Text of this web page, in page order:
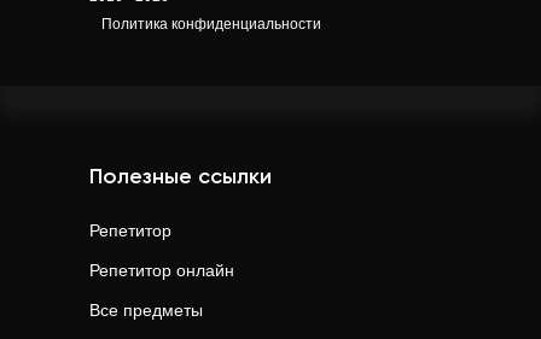
Политика конфиденциальности
Полезные ссылки
Репетитор
Репетитор онлайн
Все предметы